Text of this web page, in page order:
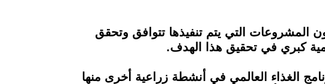
المشروعات التي يتم تنفيذها تتوافق وتحقق
كبري في تحقيق هذا الهدف.
الغذاء العالمي في أنشطة زراعية أخرى منها